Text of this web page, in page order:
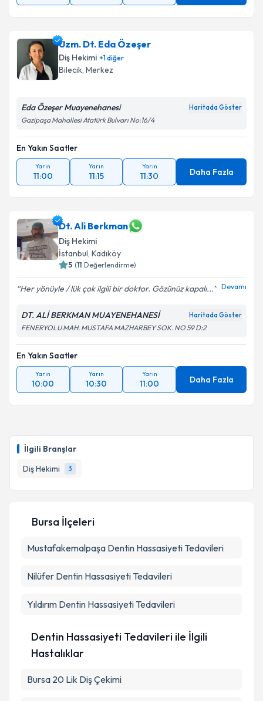
İlgili Branşlar
Diş Hekimi
3
Uzm. Dt. Eda Özeşer
Diş Hekimi +1diğer
Bilecik, Merkez
Eda Özeşer Muayenehanesi Haritada Göster
Gazipaşa Mahallesi Atatürk Bulvarı No:16/4
En Yakın Saatler
Yarın
11:00
Yarın
11:15
Yarın
11:30 Daha Fazla
Dt. Ali Berkman
Diş Hekimi
İstanbul, Kadıköy
5 (11 Değerlendirme)
Her yönüyle / lük çok ilgili bir doktor. Gözünüz kapalı... Devamı
DT. ALİ BERKMAN MUAYENEHANESİ Haritada Göster
FENERYOLU MAH. MUSTAFA MAZHARBEY SOK. NO 59 D:2
En Yakın Saatler
Yarın
10:00
Yarın
10:30
Yarın
11:00 Daha Fazla
Bursa İlçeleri
Mustafakemalpaşa Dentin Hassasiyeti Tedavileri
Nilüfer Dentin Hassasiyeti Tedavileri
Yıldırım Dentin Hassasiyeti Tedavileri
Dentin Hassasiyeti Tedavileri ile İlgili
Hastalıklar
Bursa 20 Lik Diş Çekimi